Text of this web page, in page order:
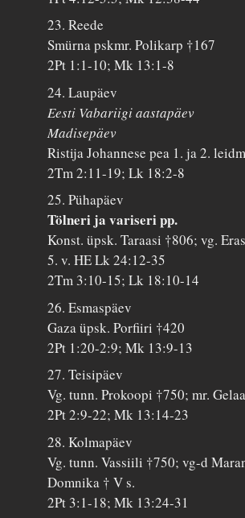
23. Reede
Smürna pskmr. Polikarp †167
2Pt 1:1-10; Mk 13:1-8
24. Laupäev
Eesti Vabariigi aastapäev
Madisepäev
Ristija Johannese pea 1. ja 2.
2Tm 2:11-19; Lk 18:2-8
25. Pühapäev
Tölneri ja variseri pp.
Konst. üpsk. Taraasi †806; vg.
5. v. HE Lk 24:12-35
2Tm 3:10-15; Lk 18:10-14
26. Esmaspäev
Gaza üpsk. Porfiiri †420
2Pt 1:20-2:9; Mk 13:9-13
27. Teisipäev
Vg. tunn. Prokoopi †750; mr.
2Pt 2:9-22; Mk 13:14-23
28. Kolmapäev
Vg. tunn. Vassiili †750; vg-d
Domnika † V s.
2Pt 3:1-18; Mk 13:24-31